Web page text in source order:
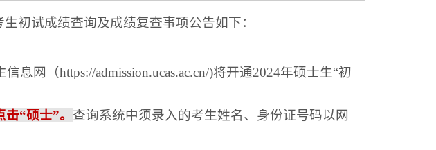
初试成绩查询及成绩复查事项公告如下：
信息网（https://admission.ucas.ac.cn/)将开通2024年硕士生“初
“硕士”。 查询系统中须录入的考生姓名、身份证号码以网